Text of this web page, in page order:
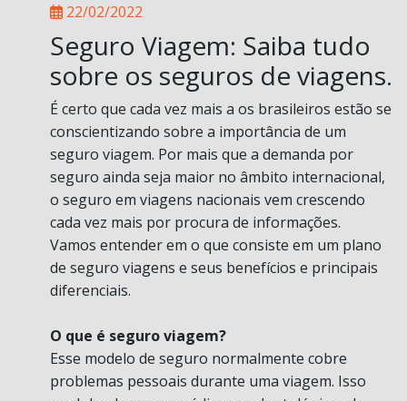
22/02/2022
Seguro Viagem: Saiba tudo
sobre os seguros de viagens.
É certo que cada vez mais a os brasileiros estão se
conscientizando sobre a importância de um
seguro viagem. Por mais que a demanda por
seguro ainda seja maior no âmbito internacional,
o seguro em viagens nacionais vem crescendo
cada vez mais por procura de informações.
Vamos entender em o que consiste em um plano
de seguro viagens e seus benefícios e principais
diferenciais.
O que é seguro viagem?
Esse modelo de seguro normalmente cobre
problemas pessoais durante uma viagem. Isso